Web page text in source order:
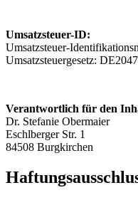
Umsatzsteuer-ID:
Umsatzsteuer-
Umsatzsteuergesetz:
Verantwortlich für den
Dr. Stefanie Obermaier
Eschlberger Str. 1
84508 Burgkirchen